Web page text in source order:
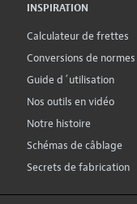
INSPIRATION
Calculateur de frettes
Conversions de normes
Guide d´utilisation
Nos outils en vidéo
Notre histoire
Schémas de câblage
Secrets de fabrication